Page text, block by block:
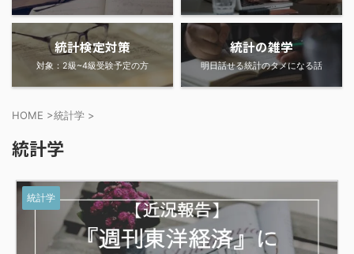
統計検定対策
対象：2級~4級受験予定の方
統計の雑学
明日話せる統計のタメになる話
HOME >統計学 >
統計学
統計学